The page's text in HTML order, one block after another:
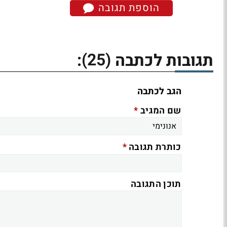
הוספת תגובה
תגובות לכתבה (25)
:
הגב לכתבה
שם המגיב*
כותרת תגובה*
תוכן התגובה